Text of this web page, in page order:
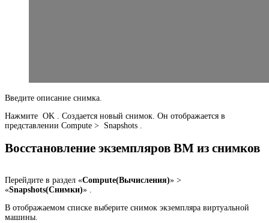
Введите описание снимка.
Нажмите OK . Создается новый снимок. Он отображается в
представлении Compute > Snapshots .
Восстановление экземпляров ВМ из снимков
Перейдите в раздел «Compute(Вычисления)» >
«Snapshots(Снимки)» .
В отображаемом списке выберите снимок экземпляра виртуальной
машины.